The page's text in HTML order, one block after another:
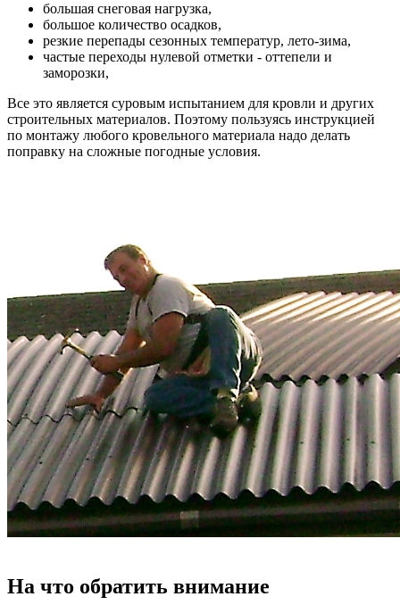
большая снеговая нагрузка,
большое количество осадков,
резкие перепады сезонных температур, лето-зима,
частые переходы нулевой отметки - оттепели и
заморозки,
Все это является суровым испытанием для кровли и других
строительных материалов. Поэтому пользуясь инструкцией
по монтажу любого кровельного материала надо делать
поправку на сложные погодные условия.
На что обратить внимание